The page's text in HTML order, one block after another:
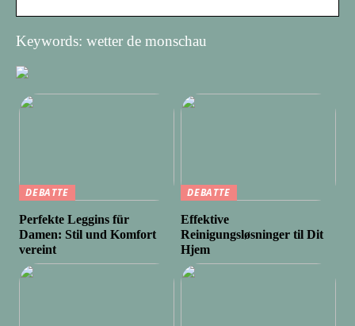
Keywords: wetter de monschau
DEBATTE
Perfekte Leggins für
Damen: Stil und Komfort
vereint
DEBATTE
Effektive
Reinigungsløsninger til Dit
Hjem